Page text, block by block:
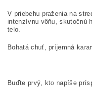
V priebehu praženia na
intenzívnu vôňu, skutočnú
telo.
Bohatá chuť, príjemná
Buďte prvý, kto napíše